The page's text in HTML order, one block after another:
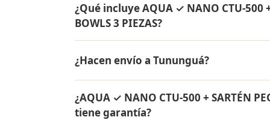
¿Qué incluye AQUA ✓ NANO CTU-500 +
BOWLS 3 PIEZAS?
de agua Rena Ware + Bowls Rena Ware +
originales Rena Ware con garantía de por
¿Hacen envío a Tununguá?
BOWLS 3 PIEZAS a Tununguá, Boyacá y
¿AQUA ✓ NANO CTU-500 + SARTÉN
tiene garantía?